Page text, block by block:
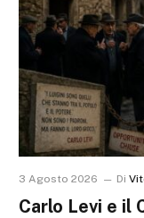
3 Agosto 2026 Di
Carlo Levi e il